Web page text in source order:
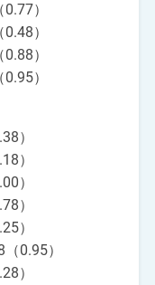
）
）
）
）
）
）
）
）
）
0.95）
）